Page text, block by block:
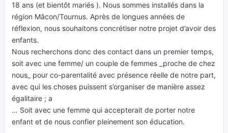
18 ans (et bientôt mariés ). Nous sommes installés dans la
région Mâcon/Tournus. Après de longues années de
réflexion, nous souhaitons concrétiser notre projet d’avoir des
enfants.
Nous recherchons donc des contact dans un premier temps,
soit avec une femme/ un couple de femmes _proche de chez
nous_ pour co-parentalité avec présence réelle de notre part,
avec qui les choses puissent s’organiser de manière assez
égalitaire ; a
… Soit avec une femme qui accepterait de porter notre
enfant et de nous confier pleinement son éducation.